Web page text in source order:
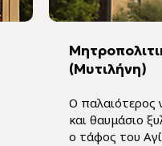
(Μυτιλήνη)
Ο παλαιότερος
και θαυμάσιο
ο τάφος του